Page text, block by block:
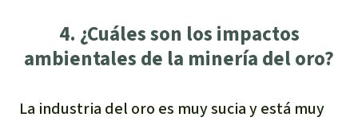
4. ¿Cuáles son los impactos
ambientales de la minería del oro?
La industria del oro es muy sucia y está muy